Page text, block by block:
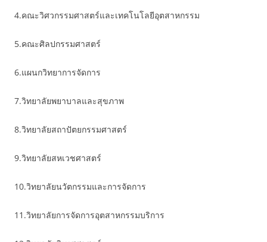
4.คณะวิศวกรรมศาสตร์และเทคโนโลยีอุตสาหกรรม
5.คณะศิลปกรรมศาสตร์
6.แผนกวิทยาการจัดการ
7.วิทยาลัยพยาบาลและสุขภาพ
8.วิทยาลัยสถาปัตยกรรมศาสตร์
9.วิทยาลัยสหเวชศาสตร์
10.วิทยาลัยนวัตกรรมและการจัดการ
11.วิทยาลัยการจัดการอุตสาหกรรมบริการ